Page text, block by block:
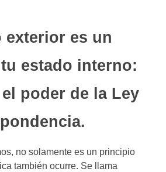
exterior es un
estado interno:
poder de la Ley
no solamente es un principio
también ocurre. Se llama